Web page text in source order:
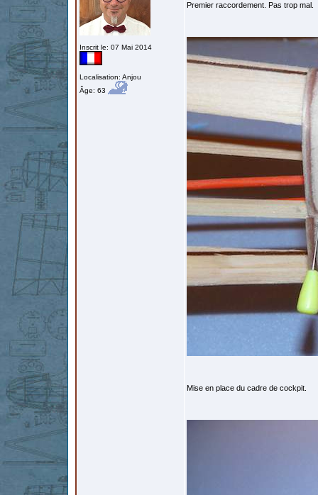
Inscrit le: 07 Mai 2014
Localisation: Anjou
Âge: 63
Premier raccordement. Pas trop mal.
Mise en place du cadre de cockpit.